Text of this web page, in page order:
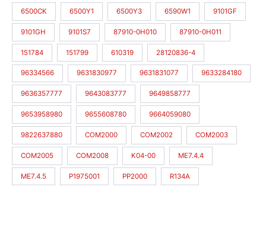
6500CK 6500Y1 6500Y3 6590W1 9101GF
9101GH 9101S7 87910-0H010 87910-0H011
151784 151799 610319 28120836-4
96334566 9631830977 9631831077 9633284180
9636357777 9643083777 9649858777
9653958980 9655608780 9664059080
9822637880 COM2000 COM2002 COM2003
COM2005 COM2008 K04-00 ME7.4.4
ME7.4.5 P1975001 PP2000 R134A